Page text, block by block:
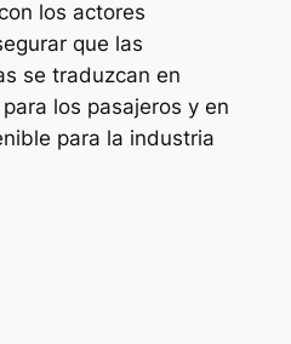
los actores
que las
se traduzcan en
los pasajeros y en
para la industria